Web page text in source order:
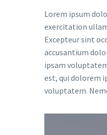
Lorem ipsum
exercitation
Excepteur sint
accusantium
ipsam
est, qui dolorem
voluptatem.